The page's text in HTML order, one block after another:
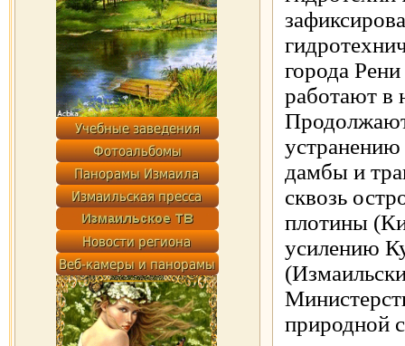
города
работают в
устранению
дамбы и
сквозь
плотины
усилению
природной